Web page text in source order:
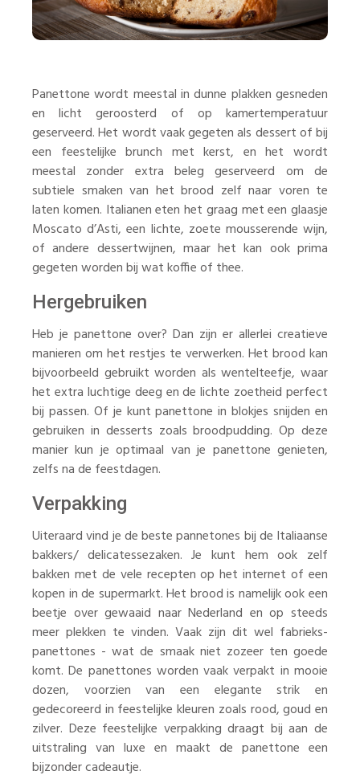
Panettone wordt meestal in dunne plakken gesneden
en licht geroosterd of op kamertemperatuur
geserveerd. Het wordt vaak gegeten als dessert of bij
een feestelijke brunch met kerst, en het wordt
meestal zonder extra beleg geserveerd om de
subtiele smaken van het brood zelf naar voren te
laten komen. Italianen eten het graag met een glaasje
Moscato d’Asti, een lichte, zoete mousserende wijn,
of andere dessertwijnen, maar het kan ook prima
gegeten worden bij wat koffie of thee.
Hergebruiken
Heb je panettone over? Dan zijn er allerlei creatieve
manieren om het restjes te verwerken. Het brood kan
bijvoorbeeld gebruikt worden als wentelteefje, waar
het extra luchtige deeg en de lichte zoetheid perfect
bij passen. Of je kunt panettone in blokjes snijden en
gebruiken in desserts zoals broodpudding. Op deze
manier kun je optimaal van je panettone genieten,
zelfs na de feestdagen.
Verpakking
Uiteraard vind je de beste pannetones bij de Italiaanse
bakkers/ delicatessezaken. Je kunt hem ook zelf
bakken met de vele recepten op het internet of een
kopen in de supermarkt. Het brood is namelijk ook een
beetje over gewaaid naar Nederland en op steeds
meer plekken te vinden. Vaak zijn dit wel fabrieks-
panettones - wat de smaak niet zozeer ten goede
komt. De panettones worden vaak verpakt in mooie
dozen, voorzien van een elegante strik en
gedecoreerd in feestelijke kleuren zoals rood, goud en
zilver. Deze feestelijke verpakking draagt bij aan de
uitstraling van luxe en maakt de panettone een
bijzonder cadeautje.